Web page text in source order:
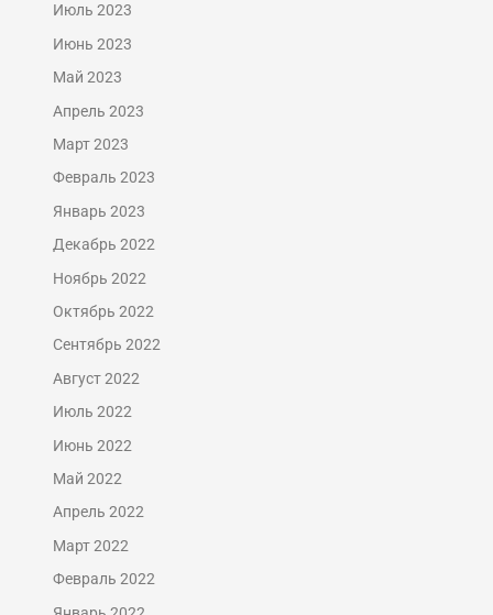
Июль 2023
Июнь 2023
Май 2023
Апрель 2023
Март 2023
Февраль 2023
Январь 2023
Декабрь 2022
Ноябрь 2022
Октябрь 2022
Сентябрь 2022
Август 2022
Июль 2022
Июнь 2022
Май 2022
Апрель 2022
Март 2022
Февраль 2022